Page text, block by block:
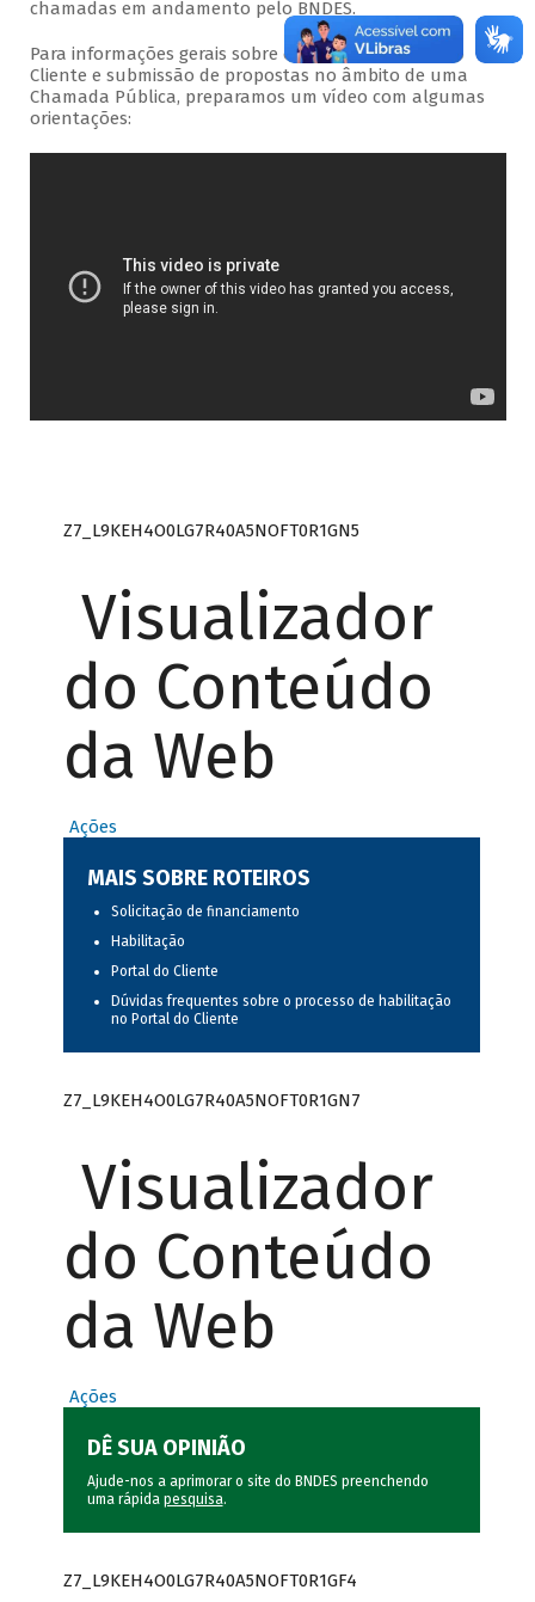
chamadas em andamento pelo BNDES.
Para informações gerais sobre o acesso ao Portal do
Cliente e submissão de propostas no âmbito de uma
Chamada Pública, preparamos um vídeo com algumas
orientações:
Z7_L9KEH4O0LG7R40A5NOFT0R1GN5
Visualizador
do Conteúdo
da Web
Ações
MAIS SOBRE ROTEIROS
Solicitação de financiamento
Habilitação
Portal do Cliente
Dúvidas frequentes sobre o processo de habilitação
no Portal do Cliente
Z7_L9KEH4O0LG7R40A5NOFT0R1GN7
Visualizador
do Conteúdo
da Web
Ações
DÊ SUA OPINIÃO
Ajude-nos a aprimorar o site do BNDES preenchendo
uma rápida pesquisa.
Z7_L9KEH4O0LG7R40A5NOFT0R1GF4